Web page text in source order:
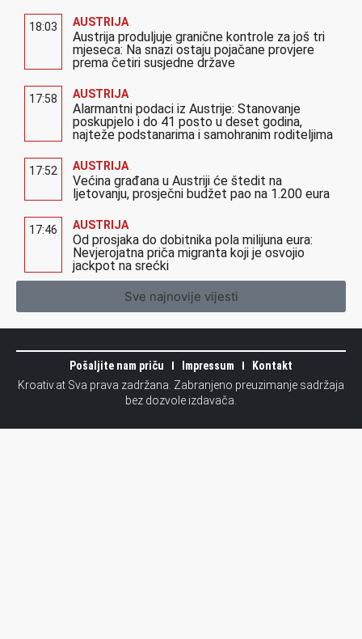
18:03 AUSTRIJA
Austrija produljuje granične kontrole za još tri
mjeseca: Na snazi ostaju pojačane provjere
prema četiri susjedne države
17:58 AUSTRIJA
Alarmantni podaci iz Austrije: Stanovanje
poskupjelo i do 41 posto u deset godina,
najteže podstanarima i samohranim roditeljima
17:52 AUSTRIJA
Većina građana u Austriji će štedit na
ljetovanju, prosječni budžet pao na 1.200 eura
17:46 AUSTRIJA
Od prosjaka do dobitnika pola milijuna eura:
Nevjerojatna priča migranta koji je osvojio
jackpot na srećki
Sve najnovije vijesti
Pošaljite nam priču Impressum
Kontakt
Kroativ.at Sva prava zadržana. Zabranjeno preuzimanje sadržaja
bez dozvole izdavača.